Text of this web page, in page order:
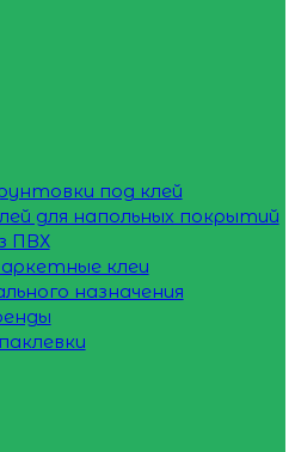
под клей
для напольных покрытий
ПВХ
клеи
назначения